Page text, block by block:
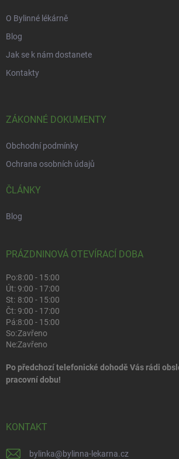
O Bylinné lékárně
Blog
Jak se k nám dostanete
Kontakty
ZÁKONNÉ DOKUMENTY
Obchodní podmínky
Ochrana osobních údajů
ČLÁNKY
Blog
PRÁZDNINOVÁ OTEVÍRACÍ DOBA
Po:8:00 - 15:00
Út:9:00 - 17:00
St: 8:00 - 15:00
Čt:9:00 - 17:00
Pá:8:00 - 15:00
So:Zavřeno
Ne:Zavřeno
Po předchozí telefonické dohodě Vás rádi
pracovní dobu!
KONTAKT
bylinka@bylinna-lekarna.cz